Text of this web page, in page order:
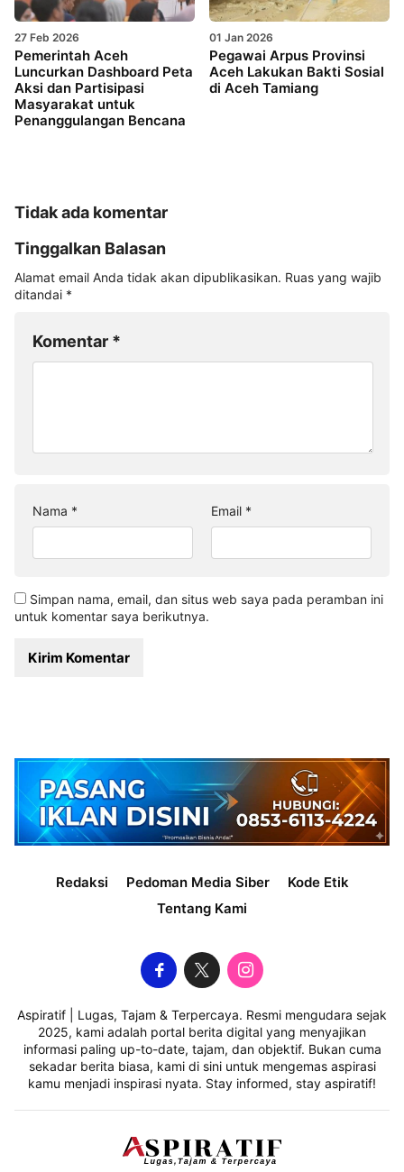
27 Feb 2026
Pemerintah Aceh
Luncurkan Dashboard Peta
Aksi dan Partisipasi
Masyarakat untuk
Penanggulangan Bencana
01 Jan 2026
Pegawai Arpus Provinsi
Aceh Lakukan Bakti Sosial
di Aceh Tamiang
Tidak ada komentar
Tinggalkan Balasan
Alamat email Anda tidak akan dipublikasikan. Ruas yang wajib
ditandai *
Komentar *
Nama * Email *
Simpan nama, email, dan situs web saya pada peramban ini
untuk komentar saya berikutnya.
Redaksi Pedoman Media Siber
Kode Etik
Tentang Kami
Aspiratif | Lugas, Tajam & Terpercaya. Resmi mengudara sejak
2025, kami adalah portal berita digital yang menyajikan
informasi paling up-to-date, tajam, dan objektif. Bukan cuma
sekadar berita biasa, kami di sini untuk mengemas aspirasi
kamu menjadi inspirasi nyata. Stay informed, stay aspiratif!